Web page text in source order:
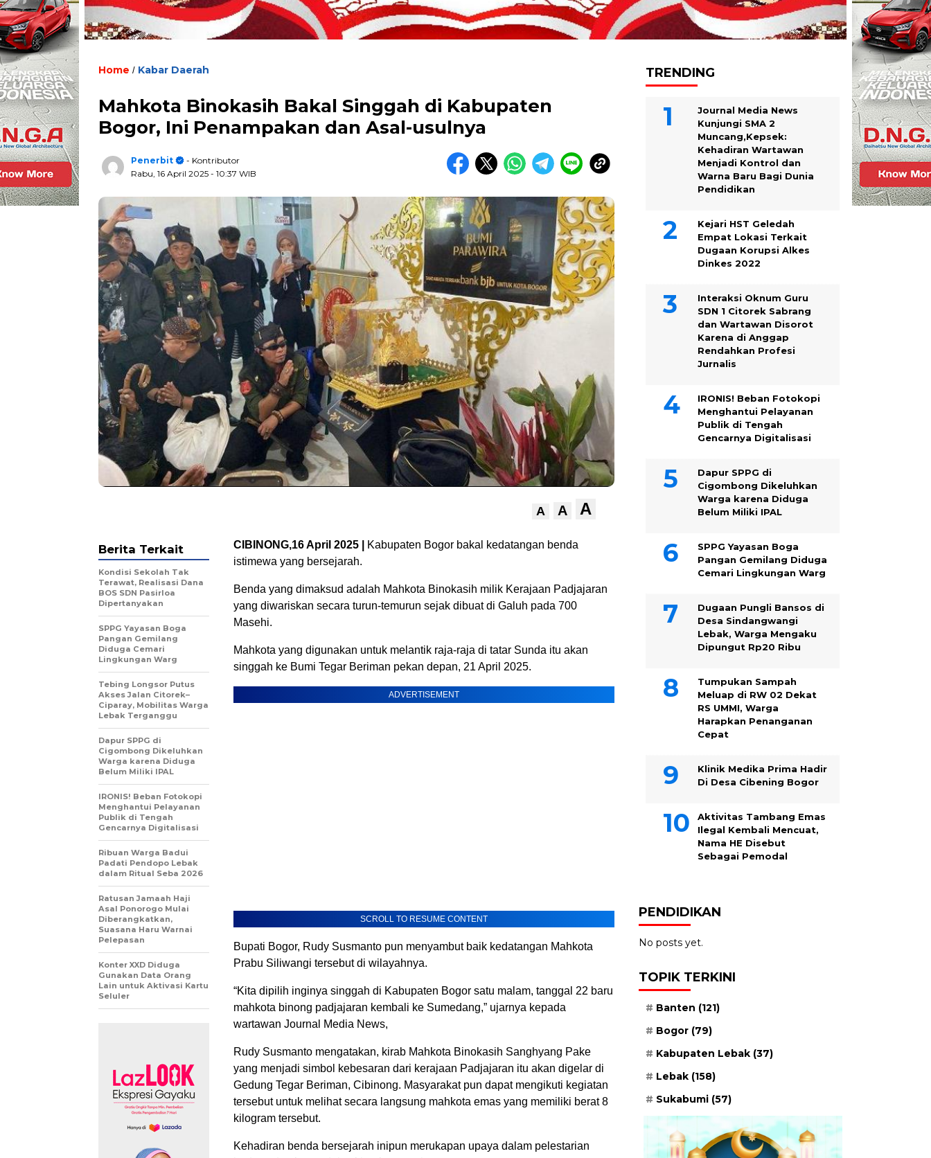
Home / Kabar Daerah
Mahkota Binokasih Bakal Singgah di Kabupaten
Bogor, Ini Penampakan dan Asal-usulnya
Penerbit
- Kontributor
Rabu, 16 April 2025 - 10:37 WIB
A A A
CIBINONG,16 April 2025 |
Kabupaten Bogor bakal kedatangan benda
istimewa yang bersejarah.
Benda yang dimaksud adalah Mahkota Binokasih milik Kerajaan Padjajaran
yang diwariskan secara turun-temurun sejak dibuat di Galuh pada 700
Masehi.
Mahkota yang digunakan untuk melantik raja-raja di tatar Sunda itu akan
singgah ke Bumi Tegar Beriman pekan depan, 21 April 2025.
ADVERTISEMENT
SCROLL TO RESUME CONTENT
Bupati Bogor, Rudy Susmanto pun menyambut baik kedatangan Mahkota
Prabu Siliwangi tersebut di wilayahnya.
“Kita dipilih inginya singgah di Kabupaten Bogor satu malam, tanggal 22 baru
mahkota binong padjajaran kembali ke Sumedang,” ujarnya kepada
wartawan Journal Media News,
Rudy Susmanto mengatakan, kirab Mahkota Binokasih Sanghyang Pake
yang menjadi simbol kebesaran dari kerajaan Padjajaran itu akan digelar di
Gedung Tegar Beriman, Cibinong. Masyarakat pun dapat mengikuti kegiatan
tersebut untuk melihat secara langsung mahkota emas yang memiliki berat 8
kilogram tersebut.
Kehadiran benda bersejarah inipun merukapan upaya dalam pelestarian
Berita Terkait
Kondisi Sekolah Tak
Terawat, Realisasi Dana
BOS SDN Pasirloa
Dipertanyakan
SPPG Yayasan Boga
Pangan Gemilang
Diduga Cemari
Lingkungan Warg
Tebing Longsor Putus
Akses Jalan Citorek–
Ciparay, Mobilitas Warga
Lebak Terganggu
Dapur SPPG di
Cigombong Dikeluhkan
Warga karena Diduga
Belum Miliki IPAL
IRONIS! Beban Fotokopi
Menghantui Pelayanan
Publik di Tengah
Gencarnya Digitalisasi
Ribuan Warga Badui
Padati Pendopo Lebak
dalam Ritual Seba 2026
Ratusan Jamaah Haji
Asal Ponorogo Mulai
Diberangkatkan,
Suasana Haru Warnai
Pelepasan
Konter XXD Diduga
Gunakan Data Orang
Lain untuk Aktivasi Kartu
Seluler
TRENDING
Journal Media News
Kunjungi SMA 2
Muncang,Kepsek:
Kehadiran Wartawan
Menjadi Kontrol dan
Warna Baru Bagi Dunia
Pendidikan
Kejari HST Geledah
Empat Lokasi Terkait
Dugaan Korupsi Alkes
Dinkes 2022
Interaksi Oknum Guru
SDN 1 Citorek Sabrang
dan Wartawan Disorot
Karena di Anggap
Rendahkan Profesi
Jurnalis
IRONIS! Beban Fotokopi
Menghantui Pelayanan
Publik di Tengah
Gencarnya Digitalisasi
Dapur SPPG di
Cigombong Dikeluhkan
Warga karena Diduga
Belum Miliki IPAL
SPPG Yayasan Boga
Pangan Gemilang Diduga
Cemari Lingkungan Warg
Dugaan Pungli Bansos di
Desa Sindangwangi
Lebak, Warga Mengaku
Dipungut Rp20 Ribu
Tumpukan Sampah
Meluap di RW 02 Dekat
RS UMMI, Warga
Harapkan Penanganan
Cepat
Klinik Medika Prima Hadir
Di Desa Cibening Bogor
Aktivitas Tambang Emas
Ilegal Kembali Mencuat,
Nama HE Disebut
Sebagai Pemodal
PENDIDIKAN
No posts yet.
TOPIK TERKINI
Banten (121)
Bogor (79)
Kabupaten Lebak (37)
Lebak (158)
Sukabumi (57)